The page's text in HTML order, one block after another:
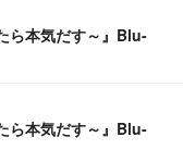
ら本気だす～』Blu-
ら本気だす～』Blu-